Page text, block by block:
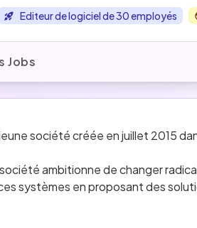
Editeur de logiciel de 30 employés
Jobs
société créée en juillet 2015
ambitionne de changer
systèmes en proposant des
l’entreprise capitalise sur un